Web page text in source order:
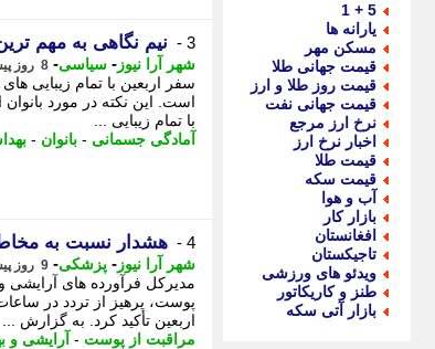
5 + 1
یارانه ها
مسکن مهر
قیمت جهانی طلا
قیمت روز طلا و ارز
قیمت جهانی نفت
نرخ ارز مرجع
اخبار نرخ ارز
قیمت طلا
قیمت سکه
آب و هوا
بازار کار
افغانستان
تاجیکستان
ویدئو های ورزشی
طنز و کاریکاتور
بازار آتی سکه
3 - نیم نگاهی به مهم
شهر آرا نیوز - سیاسی- 8 روز پیش - جمعه 9 مرداد 1405، 14:37
سفر اربعین با تمام زیبایی
است. این نکته در مورد
با تمام زیبایی ...
آمادگی جسمانی - بانوان -
4 - هشدار نسبت به
شهر آرا نیوز - پزشکی- 9 روز پیش - پنجشنبه 8 مرداد 1405، 10:17
مدیرکل فرآورده های آرایشی
پوست، پرهیز از تردد در
اربعین تأکید کرد. به گزارش ...
مراقبت از پوست - آرایشی و